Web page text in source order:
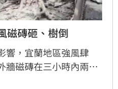
磁磚砸、樹倒
響，宜蘭地區強風肆
牆磁磚在三小時內兩度
地險象，所幸無人傷